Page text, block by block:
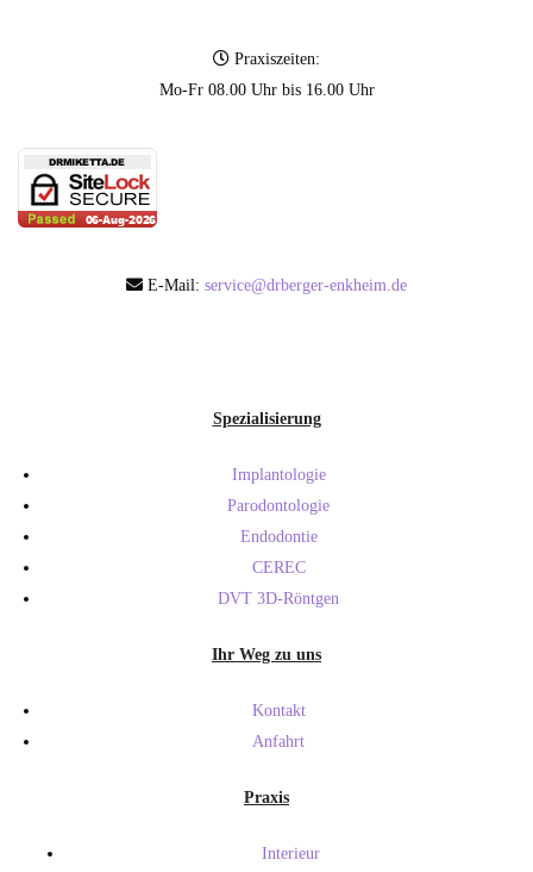
Praxiszeiten:
Mo-Fr 08.00 Uhr bis 16.00 Uhr
E-Mail: service@drberger-enkheim.de
Spezialisierung
Implantologie
Parodontologie
Endodontie
CEREC
DVT 3D-Röntgen
Ihr Weg zu uns
Kontakt
Anfahrt
Praxis
Interieur